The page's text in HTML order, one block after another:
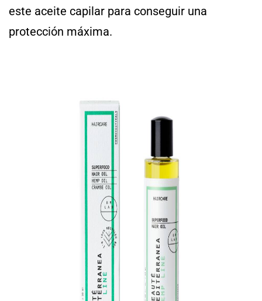
este aceite capilar para conseguir una
protección máxima.